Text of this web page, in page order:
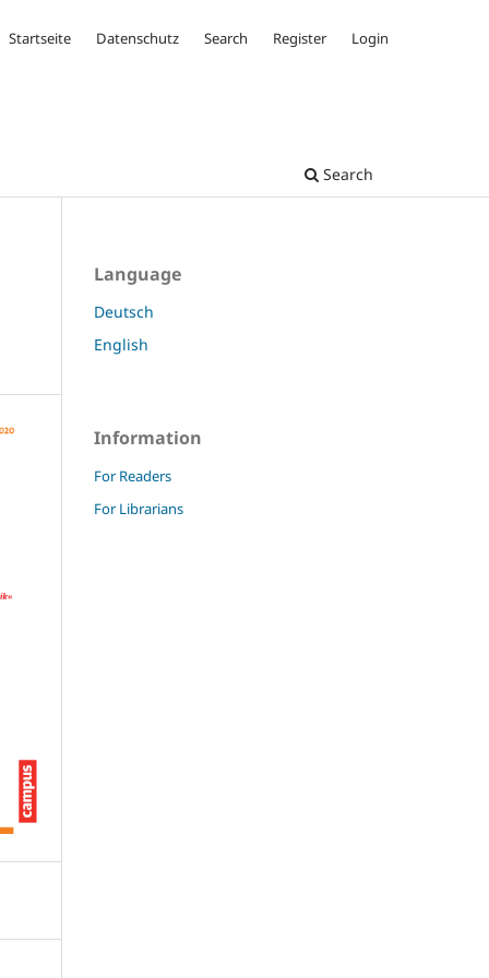
Search
Startseite Datenschutz Search Register Login
Language
Deutsch
English
Information
For Readers
For Librarians